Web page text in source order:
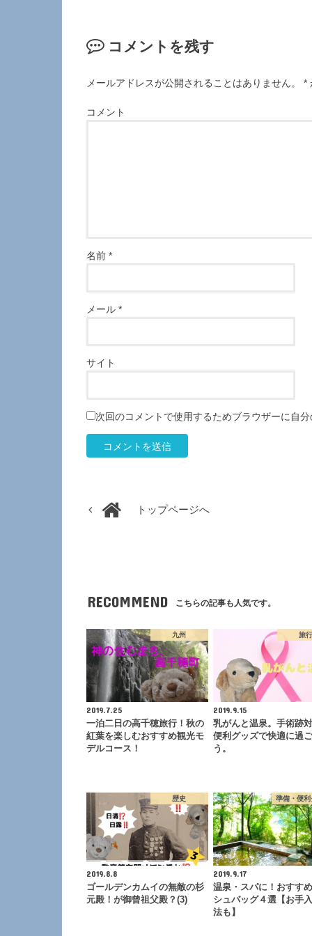
コメントを残す
メールアドレスが公開されることはありません。 *
コメント
名前 *
メール *
サイト
次回のコメントで使用するためブラウザーに自
トップページへ
RECOMMEND こちらの記事も人気です。
九州
2019.7.25
一泊二日の高千穂旅行！秋の
紅葉を楽しむおすすめ観光モ
デルコース！
旅行
2019.9.15
乳がんと温泉。手術跡
便利グッズで快適に過
う。
歴史
2019.8.8
ゴールデンカムイの無敵の杉
元殿！が御曾祖父殿？(3)
準備・便利
2019.9.17
温泉・スパに！おすす
シュバッグ４選【お手
法も】